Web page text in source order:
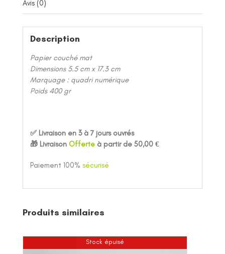
Avis (0)
Description
Papier couché mat
Dimensions 5.5 cm x 17.3 cm
Marquage : quadri numérique
Poids 400 gr
✅ Livraison en 3 à 7 jours ouvrés
🎁 Livraison Offerte à partir de 50,00 €
Paiement 100%sécurisé
Produits similaires
Stock épuisé